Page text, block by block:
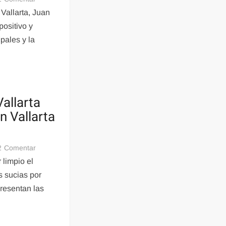
lugar.
Síndico
Jurídico
Juan
y
y la
Vallarta
Comentaren
en
Puerto
limpio el
sucias por
las